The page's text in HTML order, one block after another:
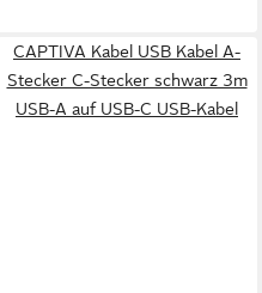
CAPTIVA Kabel USB Kabel A-
Stecker C-Stecker schwarz 3m
USB-A auf USB-C USB-Kabel